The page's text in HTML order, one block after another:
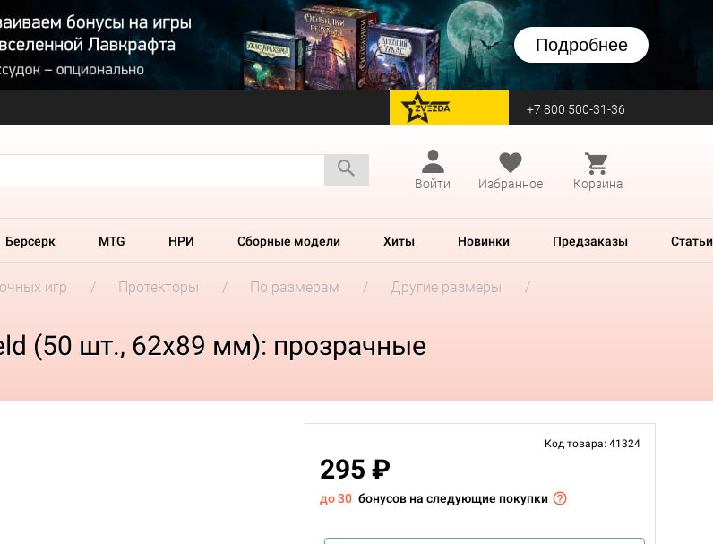
Подробнее
перейти на Zvezda +7 800 500-31-36
Войти
Избранное Корзина
Берсерк MTG НРИ Сборные модели Хиты Новинки Предзаказы Статьи
игр Протекторы По размерам
Другие размеры
(50 шт., 62x89 мм): прозрачные
Код товара: 41324
295 ₽
до 30 бонусов на следующие покупки